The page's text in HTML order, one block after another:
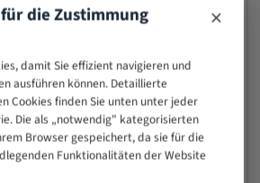
6/10
4/5
4/5
die Zustimmung ×
damit Sie effizient navigieren und
ausführen können. Detaillierte
Cookies finden Sie unten unter jeder
Die als „notwendig" kategorisierten
Browser gespeichert, da sie für die
Funktionalitäten der Website